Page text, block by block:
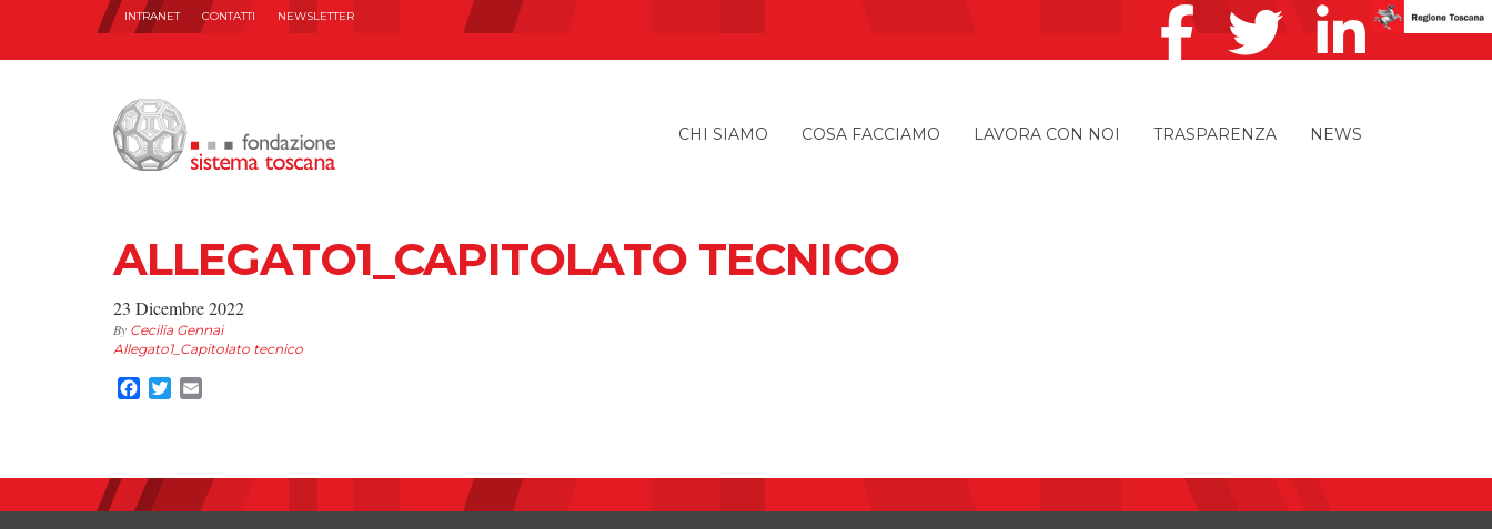
INTRANET CONTATTI NEWSLETTER
CHI SIAMO COSA FACCIAMO LAVORA CON NOI TRASPARENZA NEWS
ALLEGATO1_CAPITOLATO TECNICO
23 Dicembre 2022
By Cecilia Gennai
Allegato1_Capitolato tecnico
Facebook
Twitter